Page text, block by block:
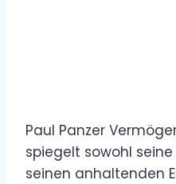
Paul Panzer
spiegelt sowohl
seinen anhaltenden